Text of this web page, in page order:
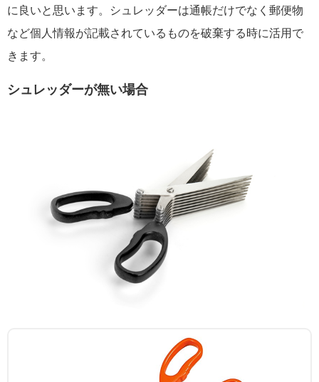
に良いと思います。シュレッダーは通帳だけでなく郵便物
など個人情報が記載されているものを破棄する時に活用で
きます。
シュレッダーが無い場合